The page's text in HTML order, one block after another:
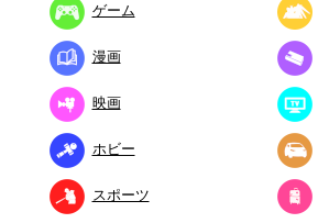
ゲーム
漫画
映画
ホビー
スポーツ